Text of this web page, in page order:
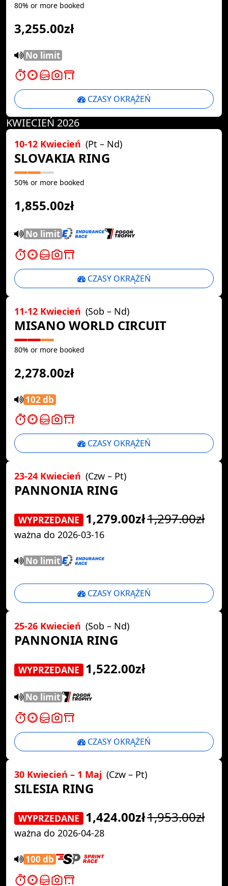
80% or more booked
3,255.00zł
No limit
CZASY OKRĄŻEŃ
KWIECIEŃ 2026
10-12 Kwiecień (Pt – Nd)
SLOVAKIA RING
50% or more booked
1,855.00zł
No limit
CZASY OKRĄŻEŃ
11-12 Kwiecień (Sob – Nd)
MISANO WORLD CIRCUIT
80% or more booked
2,278.00zł
102 db
CZASY OKRĄŻEŃ
23-24 Kwiecień (Czw – Pt)
PANNONIA RING
WYPRZEDANE 1,279.00zł1,297.00zł
ważna do 2026-03-16
No limit
CZASY OKRĄŻEŃ
25-26 Kwiecień (Sob – Nd)
PANNONIA RING
WYPRZEDANE 1,522.00zł
No limit
CZASY OKRĄŻEŃ
30 Kwiecień – 1 Maj (Czw – Pt)
SILESIA RING
WYPRZEDANE 1,424.00zł1,953.00zł
ważna do 2026-04-28
100 db